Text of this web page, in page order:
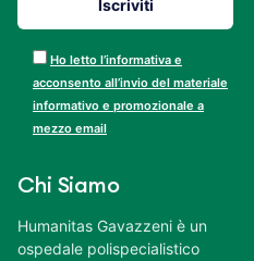
Ho letto l’informativa e
acconsento all’invio del materiale
informativo e promozionale a
mezzo email
Chi Siamo
Humanitas Gavazzeni è un
ospedale polispecialistico